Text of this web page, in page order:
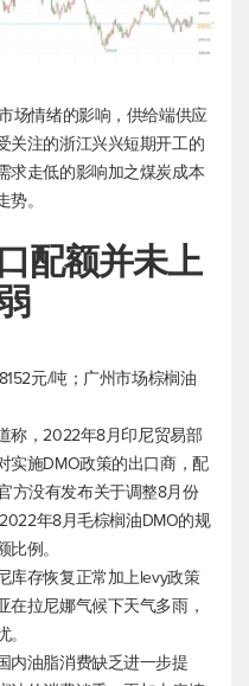
场情绪的影响，供给端供应
关注的浙江兴兴短期开工的
求走低的影响加之煤炭成本
。
配额并未上
元/吨；广州市场棕榈油
称，2022年8月印尼贸易部
实施DMO政策的出口商，配
方没有发布关于调整8月份
年8月毛棕榈油DMO的规
例。
库存恢复正常加上levy政策
拉尼娜气候下天气多雨，
内油脂消费缺乏进一步提